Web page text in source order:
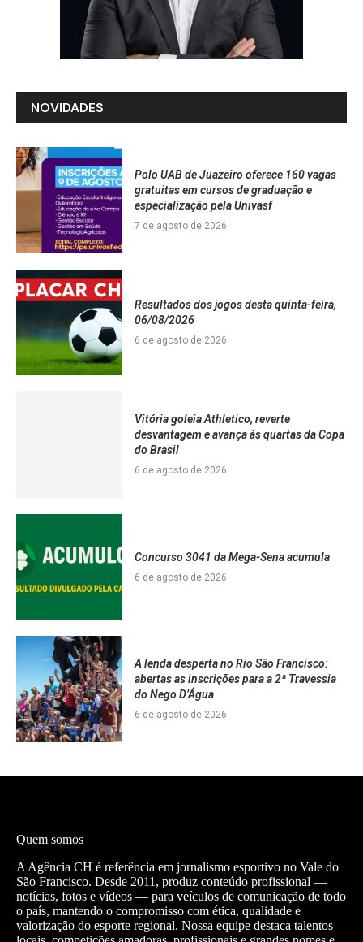
NOVIDADES
Polo UAB de Juazeiro oferece 160 vagas
gratuitas em cursos de graduação e
especialização pela Univasf
7 de agosto de 2026
Resultados dos jogos desta quinta-feira,
06/08/2026
6 de agosto de 2026
Vitória goleia Athletico, reverte
desvantagem e avança às quartas da Copa
do Brasil
6 de agosto de 2026
Concurso 3041 da Mega-Sena acumula
6 de agosto de 2026
A lenda desperta no Rio São Francisco:
abertas as inscrições para a 2ª Travessia
do Nego D’Água
6 de agosto de 2026
Quem somos
A Agência CH é referência em jornalismo esportivo no Vale do
São Francisco. Desde 2011, produz conteúdo profissional —
notícias, fotos e vídeos — para veículos de comunicação de todo
o país, mantendo o compromisso com ética, qualidade e
valorização do esporte regional. Nossa equipe destaca talentos